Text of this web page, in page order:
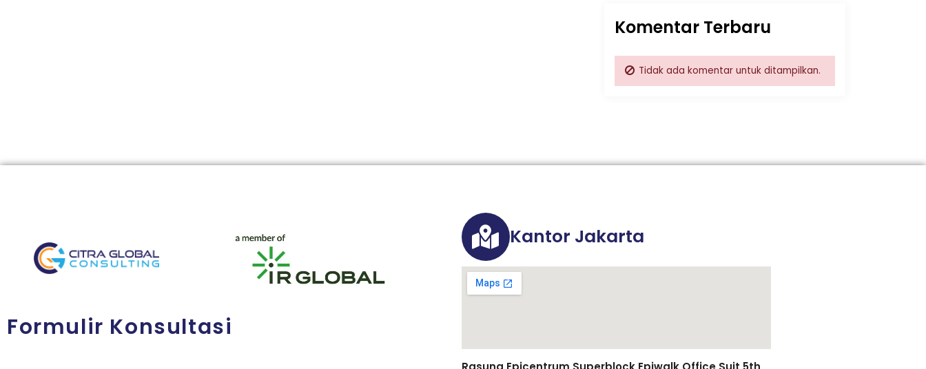
Komentar Terbaru
Tidak ada komentar untuk ditampilkan.
Formulir Konsultasi
Kantor Jakarta